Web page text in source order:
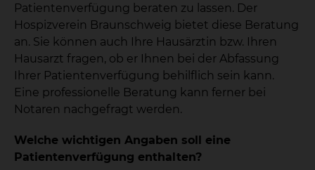
Patientenverfügung beraten zu lassen. Der
Hospizverein Braunschweig bietet diese Beratung
an. Sie können auch Ihre Hausärztin bzw. Ihren
Hausarzt fragen, ob er Ihnen bei der Abfassung
Ihrer Patientenverfügung behilflich sein kann.
Eine professionelle Beratung kann ferner bei
Notaren nachgefragt werden.
Welche wichtigen Angaben soll eine
Patientenverfügung enthalten?